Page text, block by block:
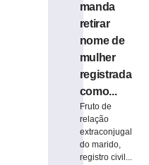
TRE-
SC
realiza
distribuição
de
18.860
urnas
eletrônicas
em
SC
manda
retirar
nome de
mulher
registrada
como...
Fruto de
relação
extraconjugal
do marido,
registro civil...